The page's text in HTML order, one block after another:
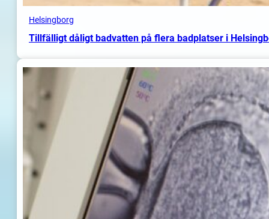
Helsingborg
Tillfälligt dåligt badvatten på flera badplatser i